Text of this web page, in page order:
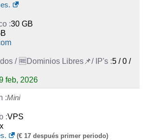
30 GB
5 / 0 /
feb, 2026
Mini
VPS
(€ 17 después primer periodo)